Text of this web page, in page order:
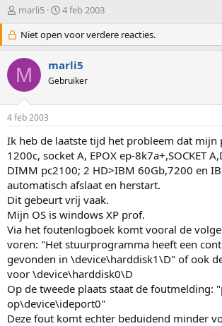
O
d
e
r
w
e
p
s
t
a
r
t
e
r
marli5
S
a
r
d
a
m
4 feb 2003
Niet open voor verdere reacties.
M marli5
Gebruiker
4 feb 2003
Ik heb de laatste tijd het probleem dat mijn
1200c, socket A, EPOX ep-8k7a+,SOCKET
DIMM pc2100; 2 HD>IBM 60Gb,7200 en
automatisch afslaat en herstart.
Dit gebeurt vrij vaak.
Mijn OS is windows XP prof.
Via het foutenlogboek komt vooral de
voren: "Het stuurprogramma heeft een
gevonden in \device\harddisk1\D" of ook
voor \device\harddisk0\D
Op de tweede plaats staat de foutmelding:
op\device\ideport0"
Deze fout komt echter beduidend minder